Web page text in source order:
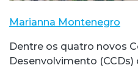
Marianna Montenegro
Dentre os quatro novos
Desenvolvimento